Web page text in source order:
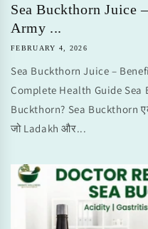
Sea Buckthorn Juice
Army ...
FEBRUARY 4, 2026
Sea Buckthorn Juice –
Complete Health Guide Sea
Buckthorn? Sea Buckthorn
जो Ladakh और...